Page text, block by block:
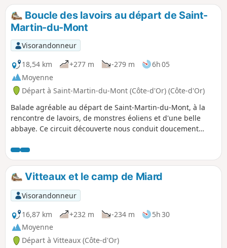
Boucle des lavoirs au départ de Saint-
Martin-du-Mont
Visorandonneur
18,54 km
+277 m -279 m
6h 05
Moyenne
Départ à Saint-Martin-du-Mont (Côte-d'Or) (Côte-d'Or)
Balade agréable au départ de Saint-Martin-du-Mont, à la
rencontre de lavoirs, de monstres éoliens et d'une belle
abbaye. Ce circuit découverte nous conduit doucement
Vitteaux et le camp de Miard
Visorandonneur
16,87 km
+232 m -234 m
5h 30
Moyenne
Départ à Vitteaux (Côte-d'Or)